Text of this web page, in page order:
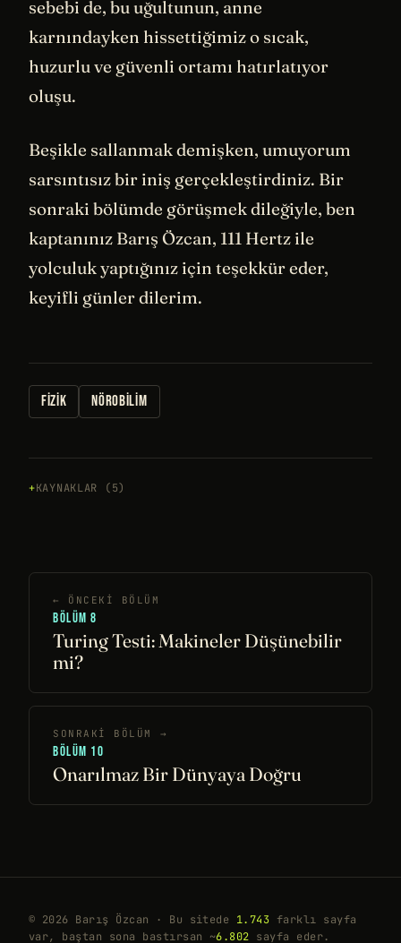
sebebi de, bu uğultunun, anne
karnındayken hissettiğimiz o sıcak,
huzurlu ve güvenli ortamı hatırlatıyor
oluşu.
Beşikle sallanmak demişken, umuyorum
sarsıntısız bir iniş gerçekleştirdiniz. Bir
sonraki bölümde görüşmek dileğiyle, ben
kaptanınız Barış Özcan, 111 Hertz ile
yolculuk yaptığınız için teşekkür eder,
keyifli günler dilerim.
FIZIK NÖROBILIM
KAYNAKLAR (5)
← ÖNCEKI BÖLÜM
BÖLÜM 8
Turing Testi: Makineler Düşünebilir
mi?
SONRAKI BÖLÜM →
BÖLÜM 10
Onarılmaz Bir Dünyaya Doğru
© 2026 Barış Özcan · Bu sitede 1.743 farklı sayfa
var, baştan sona bastırsan ~6.802 sayfa eder.